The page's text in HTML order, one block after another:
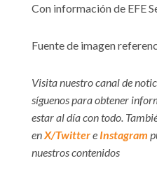
Con información de EFE
Fuente de imagen
Visita nuestro canal de
síguenos para obtener
estar al día con todo.
enX/Twittere Instagram
nuestros contenidos